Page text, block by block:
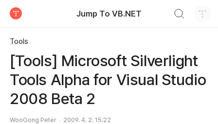
Jump To VB.NET
Tools
[Tools] Microsoft Silverlight
Tools Alpha for Visual Studio
2008 Beta 2
WooGong Peter 2009. 4. 2. 15:22